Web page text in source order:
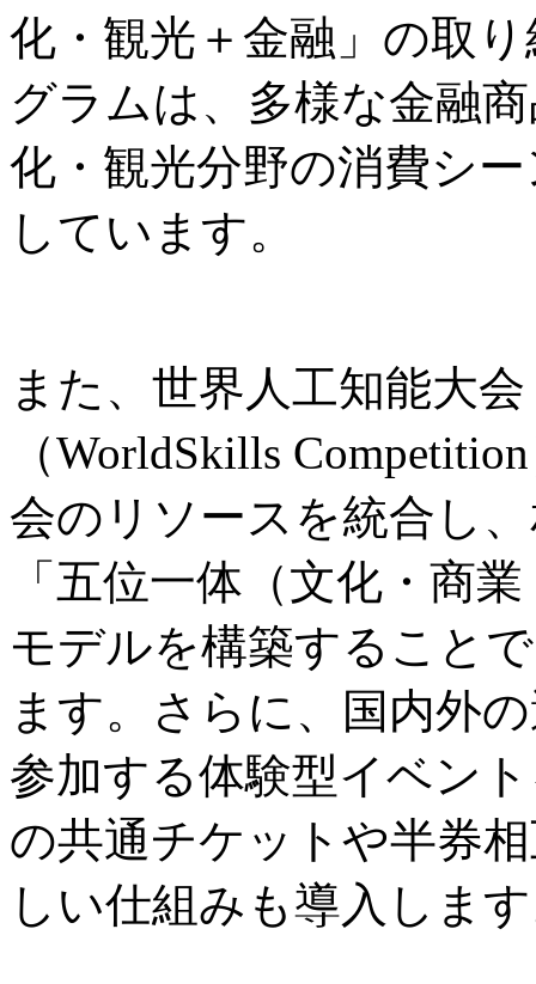
化・観光＋金融」の取
グラムは、多様な金融
化・観光分野の消費シ
しています。
また、世界人工知能大
（WorldSkills
会のリソースを統合し
「五位一体（文化・商
モデルを構築すること
ます。さらに、国内外
参加する体験型イベン
の共通チケットや半券
しい仕組みも導入しま